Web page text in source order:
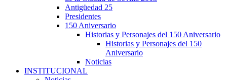
Antigüedad 25
Presidentes
150 Aniversario
Historias y Personajes del 150 Aniversario
Historias y Personajes del 150
Aniversario
Noticias
INSTITUCIONAL